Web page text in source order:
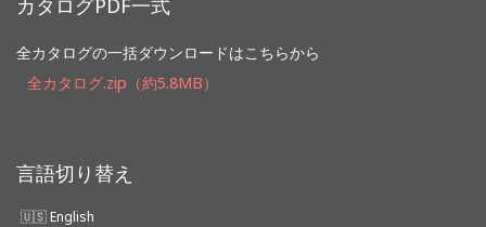
カタログPDF一式
全カタログの一括ダウンロードはこちらから
全カタログ.zip（約5.8MB）
言語切り替え
English